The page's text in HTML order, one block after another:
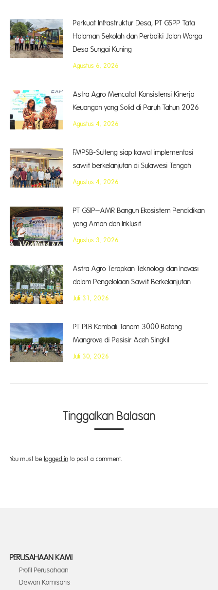
Perkuat Infrastruktur Desa, PT GSPP Tata
Halaman Sekolah dan Perbaiki Jalan Warga
Desa Sungai Kuning
Agustus 6, 2026
Astra Agro Mencatat Konsistensi Kinerja
Keuangan yang Solid di Paruh Tahun 2026
Agustus 4, 2026
FMPSB-Sulteng siap kawal implementasi
sawit berkelanjutan di Sulawesi Tengah
Agustus 4, 2026
PT GSIP–AMR Bangun Ekosistem Pendidikan
yang Aman dan Inklusif
Agustus 3, 2026
Astra Agro Terapkan Teknologi dan Inovasi
dalam Pengelolaan Sawit Berkelanjutan
Juli 31, 2026
PT PLB Kembali Tanam 3000 Batang
Mangrove di Pesisir Aceh Singkil
Juli 30, 2026
Tinggalkan Balasan
You must be logged in to post a comment.
PERUSAHAAN KAMI
Profil Perusahaan
Dewan Komisaris